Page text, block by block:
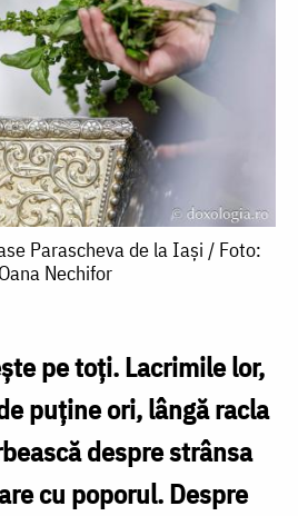
Parascheva de la Iași / Foto:
Oana Nechifor
pe toți. Lacrimile lor,
puține ori, lângă racla
despre strânsa
cu poporul. Despre